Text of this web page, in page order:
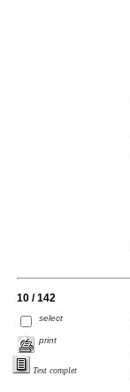
10 / 142
select
print
Text complet